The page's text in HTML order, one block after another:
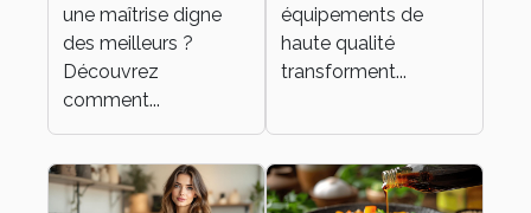
une maîtrise digne
des meilleurs ?
Découvrez
comment...
équipements de
haute qualité
transforment...